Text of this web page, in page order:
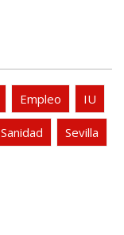
Empleo IU
Sanidad Sevilla